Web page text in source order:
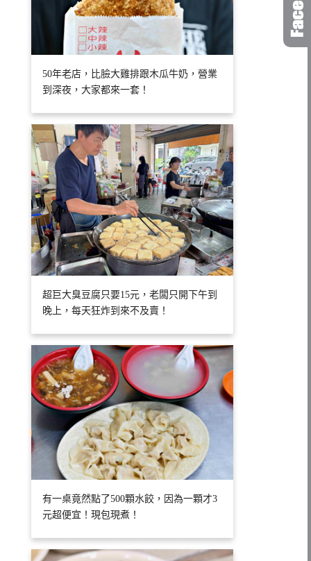
50年老店，比臉大雞排跟木瓜牛奶，營業
到深夜，大家都來一套！
超巨大臭豆腐只要15元，老闆只開下午到
晚上，每天狂炸到來不及賣！
有一桌竟然點了500顆水餃，因為一顆才3
元超便宜！現包現煮！